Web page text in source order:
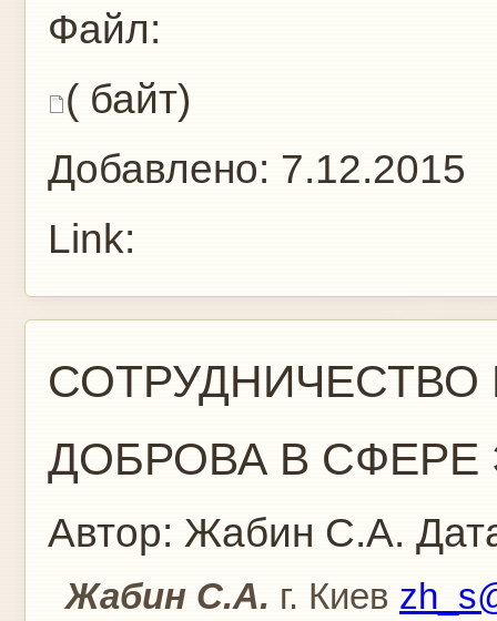
Файл:
( байт)
Добавлено: 7.12.2015
Link:
СОТРУДНИЧЕСТВО
ДОБРОВА В СФЕРЕ
Автор: Жабин С.А.
Жабин С.А. г. Киев